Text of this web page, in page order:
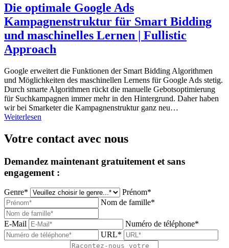
Die optimale Google Ads
Kampagnenstruktur für Smart Bidding
und maschinelles Lernen | Fullistic
Approach
Google erweitert die Funktionen der Smart Bidding Algorithmen
und Möglichkeiten des maschinellen Lernens für Google Ads stetig.
Durch smarte Algorithmen rückt die manuelle Gebotsoptimierung
für Suchkampagnen immer mehr in den Hintergrund. Daher haben
wir bei Smarketer die Kampagnenstruktur ganz neu…
Weiterlesen
Votre contact avec nous
Demandez maintenant gratuitement et sans
engagement :
Genre*
Prénom*
Nom de famille*
E-Mail
Numéro de téléphone*
URL*